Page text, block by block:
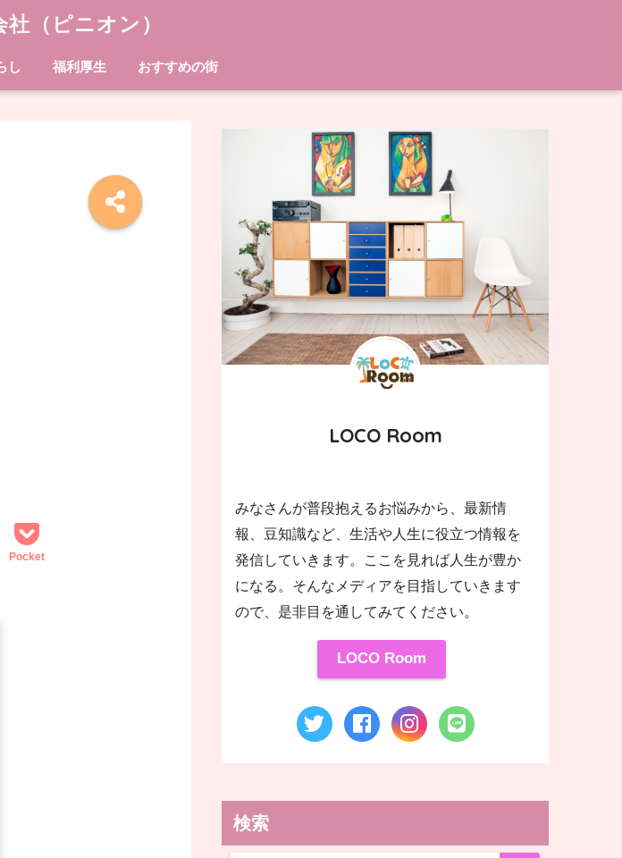
（ピニオン）
し 福利厚生 おすすめの街
Pocket
LOCO Room
みなさんが普段抱えるお悩みから、最新情
報、豆知識など、生活や人生に役立つ情報を
発信していきます。ここを見れば人生が豊か
になる。そんなメディアを目指していきます
ので、是非目を通してみてください。
LOCO Room
検索